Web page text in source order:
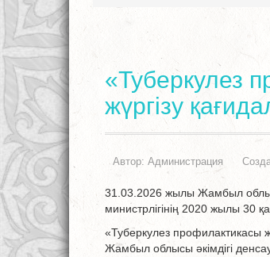
«Туберкулез
жүргізу
Автор: Администрация
31.03.2026 жылы Жамбыл
министрлігінің 2020 жылы 30
«Туберкулез профилактикасы
Жамбыл облысы әкімдігі